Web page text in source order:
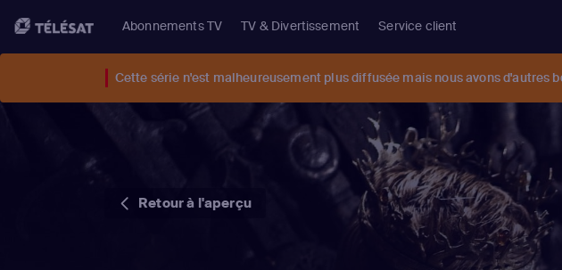
Abonnements TV TV & Divertissement Service client
Cette série n'est malheureusement plus diffusée mais nous avons d'autres
Retour à l'aperçu